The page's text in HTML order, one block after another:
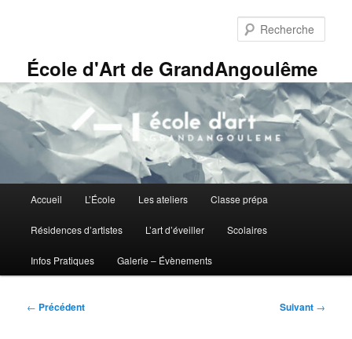
principalÉcole d'Art de GrandAngoulême
principal
Accueil L’École Les ateliers Classe prépa
Résidences d’artistes L’art d’éveiller Scolaires
Infos Pratiques Galerie – Évènements
Navigation
← Précédent Suivant →